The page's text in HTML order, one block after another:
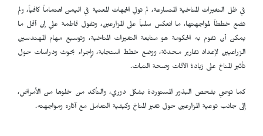
في ظل التغيرات المناخية المتسارعة، لم تولِ الجهات المعنية في اليمن اهتماماً كافياً، ولم
تضع خططاً لمواجهتها، ما انعكس سلباً على المزارعين، وتقول فاطمة علي إن أقل ما
يمكن أن تقوم به الحكومة هو متابعة التغيرات المناخية، وتوسيع مهام المهندسين
الزراعيين لإعداد تقارير محدثة، ووضع خطط استجابة، وإجراء بحوث ودراسات حول
تأثير المناخ على زيادة الآفات وصحة النبات.
كما توصي بفحص البذور المستوردة بشكل دوري، والتأكد من خلوها من الأمراض،
إلى جانب توعية المزارعين حول تغير المناخ وكيفية التعامل مع آثاره ومواجهته.